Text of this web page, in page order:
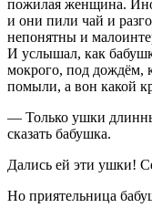
пожилая женщина.
и они пили чай и
непонятны и
И услышал, как
мокрого, под дождём,
помыли, а вон какой
— Только ушки
сказать бабушка.
Дались ей эти ушки!
Но приятельница